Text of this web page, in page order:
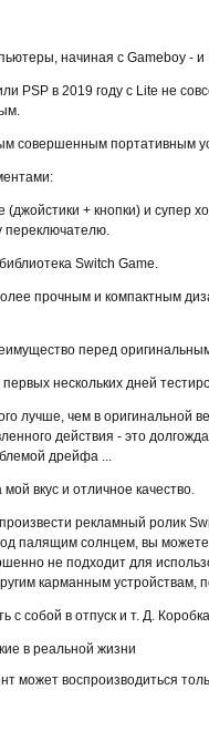
начиная с Gameboy - и
PSP в 2019 году с Lite не
совершенным портативным
(джойстики + кнопки) и
переключателю.
Switch Game.
прочным и компактным
перед
нескольких дней
лучше, чем в оригинальной
действия - это
дрейфа ...
вкус и отличное качество.
рекламный ролик
палящим солнцем, вы
не подходит для
карманным
с собой в отпуск и т. Д.
в реальной жизни
может воспроизводиться